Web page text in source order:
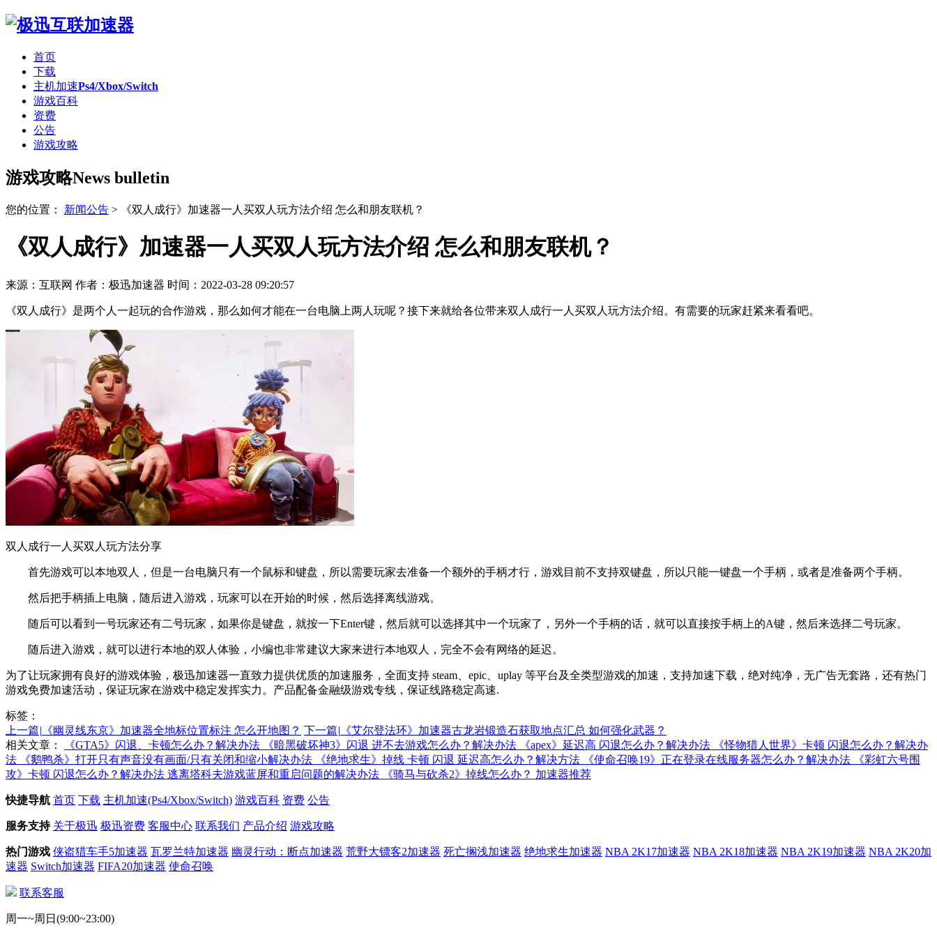
首页
下载
主机加速Ps4/Xbox/Switch
游戏百科
资费
公告
游戏攻略
游戏攻略News bulletin
您的位置： 新闻公告 > 《双人成行》加速器一人买双人玩方法介绍 怎么和朋友联机？
《双人成行》加速器一人买双人玩方法介绍 怎么和朋友联机？
来源：互联网 作者：极迅加速器 时间：2022-03-28 09:20:57
《双人成行》是两个人一起玩的合作游戏，那么如何才能在一台电脑上两人玩呢？接下来就给各位带来双人成行一人买双人玩方法介绍。有需要的玩家赶紧来看看吧。
双人成行一人买双人玩方法分享
首先游戏可以本地双人，但是一台电脑只有一个鼠标和键盘，所以需要玩家去准备一个额外的手柄才行，游戏目前不支持双键盘，所以只能一键盘一个手柄，或者是准备两个手柄。
然后把手柄插上电脑，随后进入游戏，玩家可以在开始的时候，然后选择离线游戏。
随后可以看到一号玩家还有二号玩家，如果你是键盘，就按一下Enter键，然后就可以选择其中一个玩家了，另外一个手柄的话，就可以直接按手柄上的A键，然后来选择二号玩家。
随后进入游戏，就可以进行本地的双人体验，小编也非常建议大家来进行本地双人，完全不会有网络的延迟。
为了让玩家拥有良好的游戏体验，极迅加速器一直致力提供优质的加速服务，全面支持 steam、epic、uplay 等平台及全类型游戏的加速，支持加速下载，绝对纯净，无广告无套路，还有热门
游戏免费加速活动，保证玩家在游戏中稳定发挥实力。产品配备金融级游戏专线，保证线路稳定高速.
标签：
上一篇| 《幽灵线东京》加速器全地标位置标注 怎么开地图？ 下一篇| 《艾尔登法环》加速器古龙岩锻造石获取地点汇总 如何强化武器？
相关文章：
《GTA5》闪退、卡顿怎么办？解决办法 《暗黑破坏神3》闪退 进不去游戏怎么办？解决办法 《apex》延迟高 闪退怎么办？解决办法
《怪物猎人世界》卡顿 闪退怎么办？解决办
法
《鹅鸭杀》打开只有声音没有画面/只有关闭和缩小解决办法 《绝地求生》掉线 卡顿 闪退 延迟高怎么办？解决方法 《使命召唤19》正在登录在线服务器怎么办？解决办法
《彩虹六号围
攻》卡顿 闪退怎么办？解决办法 逃离塔科夫游戏蓝屏和重启问题的解决办法 《骑马与砍杀2》掉线怎么办？ 加速器推荐
快捷导航 首页 下载 主机加速(Ps4/Xbox/Switch) 游戏百科 资费 公告
服务支持 关于极迅 极迅资费 客服中心 联系我们 产品介绍 游戏攻略
热门游戏 侠盗猎车手5加速器 瓦罗兰特加速器 幽灵行动：断点加速器 荒野大镖客2加速器 死亡搁浅加速器 绝地求生加速器 NBA 2K17加速器 NBA 2K18加速器 NBA 2K19加速器 NBA 2K20加
速器 Switch加速器 FIFA20加速器 使命召唤
联系客服
周一~周日(9:00~23:00)